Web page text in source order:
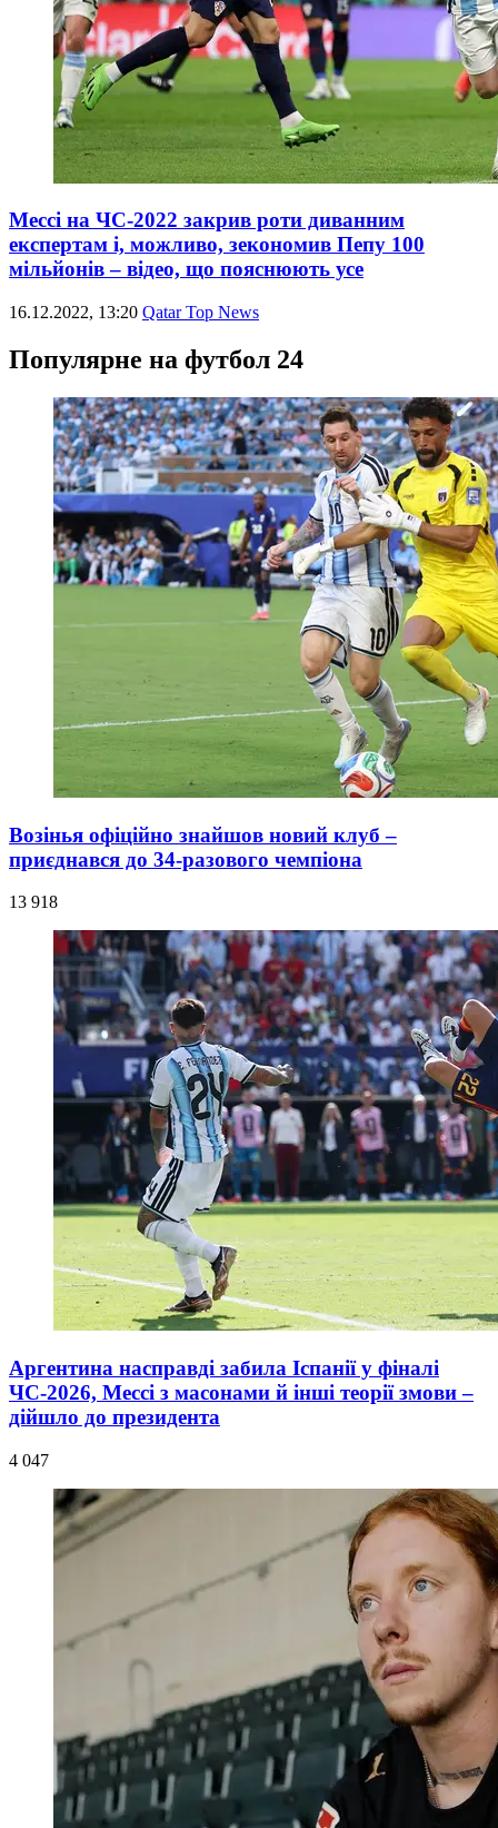
Мессі на ЧС-2022 закрив роти диванним
експертам і, можливо, зекономив Пепу 100
мільйонів – відео, що пояснюють усе
16.12.2022, 13:20 Qatar Top News
Популярне на футбол 24
Возінья офіційно знайшов новий клуб –
приєднався до 34-разового чемпіона
13 918
Аргентина насправді забила Іспанії у фіналі
ЧС-2026, Мессі з масонами й інші теорії змови –
дійшло до президента
4 047